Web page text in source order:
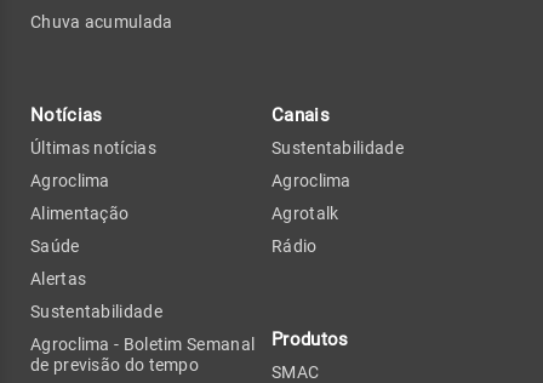
Chuva acumulada
Notícias
Últimas notícias
Agroclima
Alimentação
Saúde
Alertas
Sustentabilidade
Agroclima - Boletim Semanal
de previsão do tempo
Canais
Sustentabilidade
Agroclima
Agrotalk
Rádio
Produtos
SMAC